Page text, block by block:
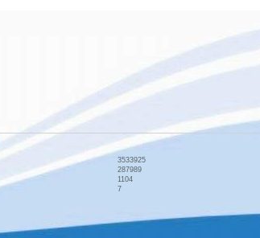
3533925
287989
1104
7